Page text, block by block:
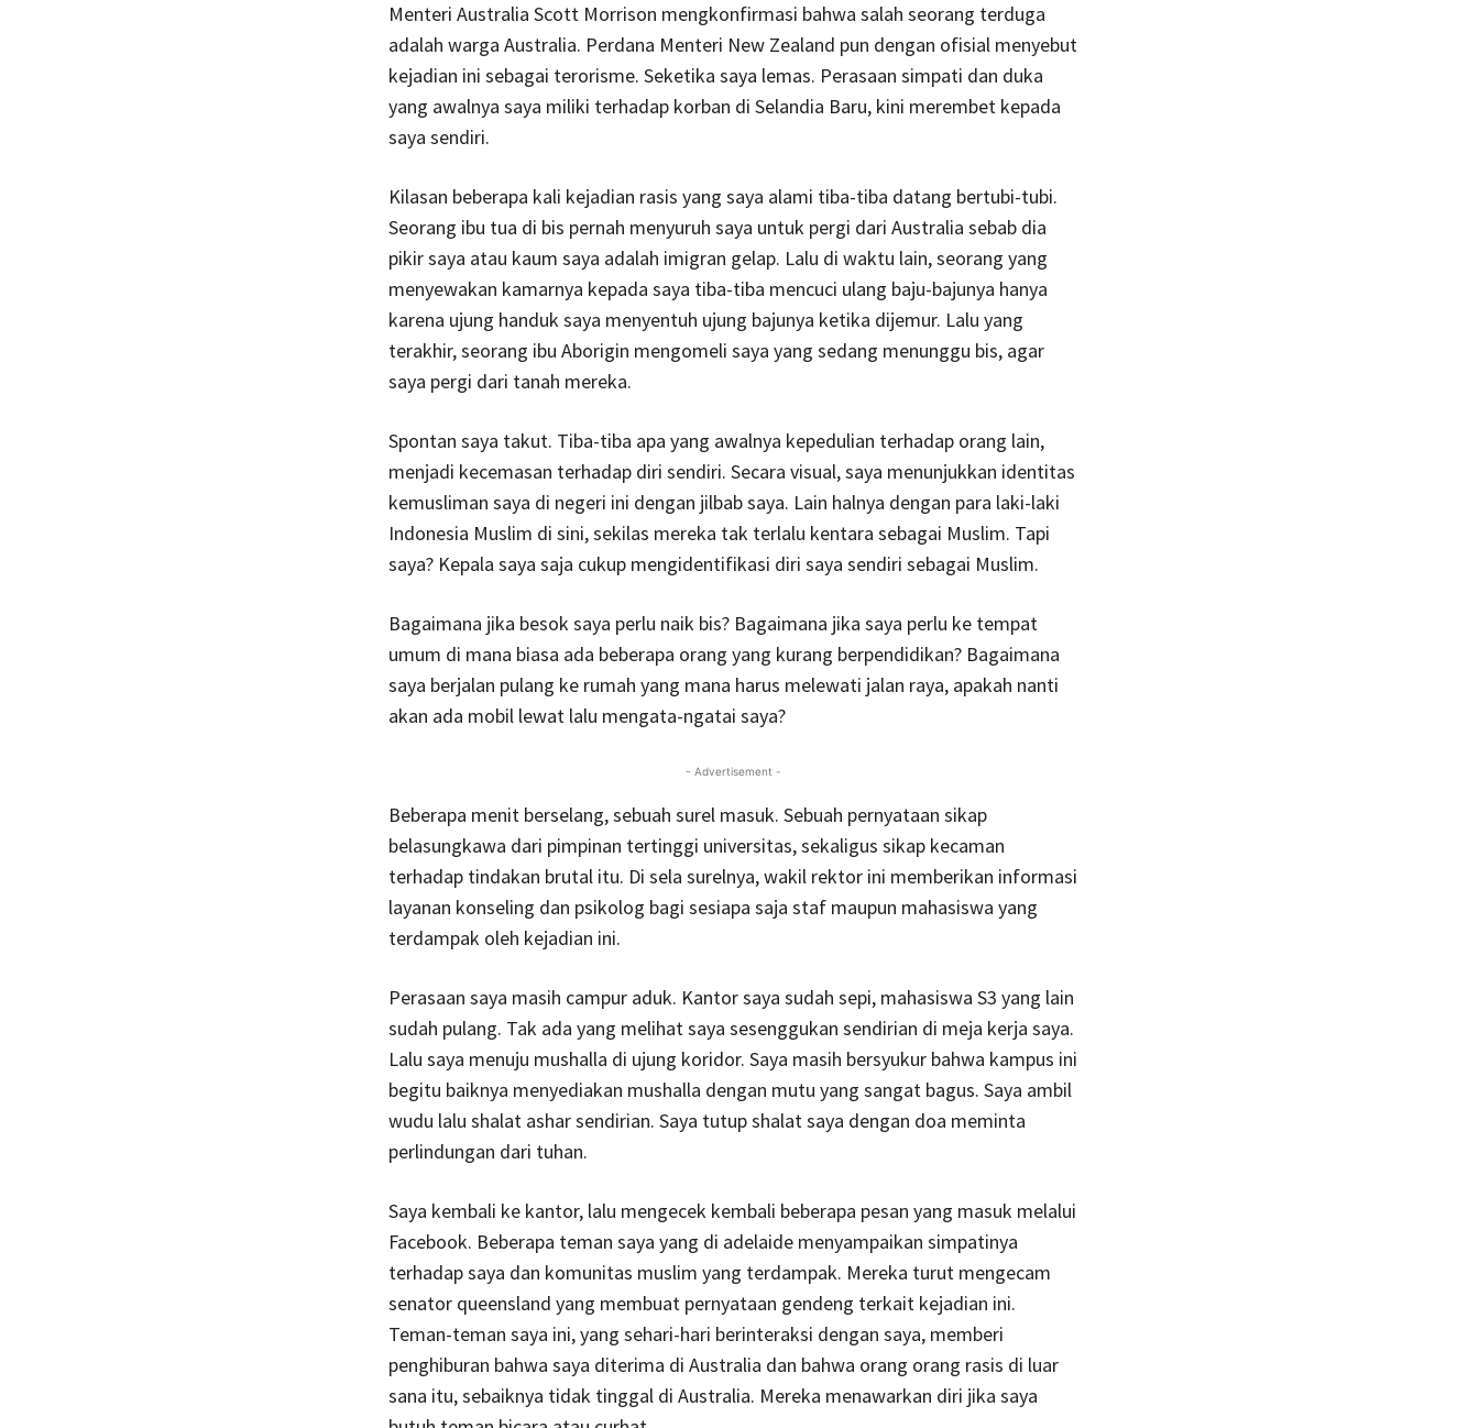
Menteri Australia Scott Morrison mengkonfirmasi bahwa salah seorang terduga
adalah warga Australia. Perdana Menteri New Zealand pun dengan ofisial menyebut
kejadian ini sebagai terorisme. Seketika saya lemas. Perasaan simpati dan duka
yang awalnya saya miliki terhadap korban di Selandia Baru, kini merembet kepada
saya sendiri.
Kilasan beberapa kali kejadian rasis yang saya alami tiba-tiba datang bertubi-tubi.
Seorang ibu tua di bis pernah menyuruh saya untuk pergi dari Australia sebab dia
pikir saya atau kaum saya adalah imigran gelap. Lalu di waktu lain, seorang yang
menyewakan kamarnya kepada saya tiba-tiba mencuci ulang baju-bajunya hanya
karena ujung handuk saya menyentuh ujung bajunya ketika dijemur. Lalu yang
terakhir, seorang ibu Aborigin mengomeli saya yang sedang menunggu bis, agar
saya pergi dari tanah mereka.
Spontan saya takut. Tiba-tiba apa yang awalnya kepedulian terhadap orang lain,
menjadi kecemasan terhadap diri sendiri. Secara visual, saya menunjukkan identitas
kemusliman saya di negeri ini dengan jilbab saya. Lain halnya dengan para laki-laki
Indonesia Muslim di sini, sekilas mereka tak terlalu kentara sebagai Muslim. Tapi
saya? Kepala saya saja cukup mengidentifikasi diri saya sendiri sebagai Muslim.
Bagaimana jika besok saya perlu naik bis? Bagaimana jika saya perlu ke tempat
umum di mana biasa ada beberapa orang yang kurang berpendidikan? Bagaimana
saya berjalan pulang ke rumah yang mana harus melewati jalan raya, apakah nanti
akan ada mobil lewat lalu mengata-ngatai saya?
- Advertisement -
Beberapa menit berselang, sebuah surel masuk. Sebuah pernyataan sikap
belasungkawa dari pimpinan tertinggi universitas, sekaligus sikap kecaman
terhadap tindakan brutal itu. Di sela surelnya, wakil rektor ini memberikan informasi
layanan konseling dan psikolog bagi sesiapa saja staf maupun mahasiswa yang
terdampak oleh kejadian ini.
Perasaan saya masih campur aduk. Kantor saya sudah sepi, mahasiswa S3 yang lain
sudah pulang. Tak ada yang melihat saya sesenggukan sendirian di meja kerja saya.
Lalu saya menuju mushalla di ujung koridor. Saya masih bersyukur bahwa kampus ini
begitu baiknya menyediakan mushalla dengan mutu yang sangat bagus. Saya ambil
wudu lalu shalat ashar sendirian. Saya tutup shalat saya dengan doa meminta
perlindungan dari tuhan.
Saya kembali ke kantor, lalu mengecek kembali beberapa pesan yang masuk melalui
Facebook. Beberapa teman saya yang di adelaide menyampaikan simpatinya
terhadap saya dan komunitas muslim yang terdampak. Mereka turut mengecam
senator queensland yang membuat pernyataan gendeng terkait kejadian ini.
Teman-teman saya ini, yang sehari-hari berinteraksi dengan saya, memberi
penghiburan bahwa saya diterima di Australia dan bahwa orang orang rasis di luar
sana itu, sebaiknya tidak tinggal di Australia. Mereka menawarkan diri jika saya